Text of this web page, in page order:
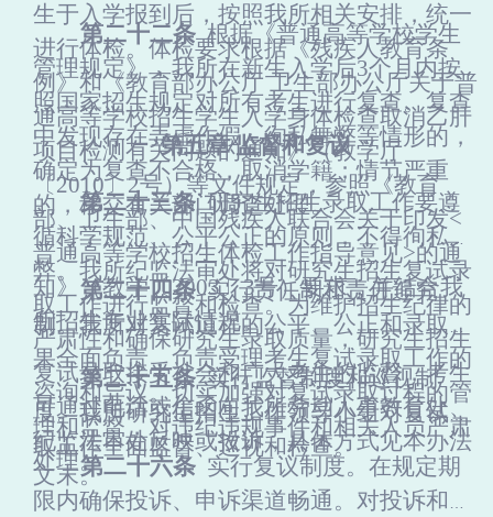
生于入学报到后，按照我所相关安排，统一
进行体检。体检要求根据《残疾人教育条
例》和《教育部办公厅 卫生部办公厅关于普
通高等学校招生学生入学身体检查取消乙肝
项目检测有关问题的通知》（教学厅
〔2010〕2号）等文件规定，参照《教育
部、卫生部、中国残疾人联合会关于印发<
普通高等学校招生体检工作指导意见>的通
知》（教学〔2003〕3号）要求，并结合我
所招生专业实际情况。
第二十二条 根据《普通高等学校学生
管理规定》，我所在新生入学后3个月内按
照国家招生规定对所有考生进行复查。复查
中发现存在弄虚作假、徇私舞弊等情形的，
确定为复查不合格，取消学籍；情节严重
的，移交有关部门调查处理。
第五章 监督和复议
第二十三条 研究生招生录取工作要遵
循科学规范、公平公正的原则，不得徇私舞
弊。我所纪监法审处将对研究生招生复试录
取工作进行监督和检查。为维护招生纪律的
严肃性和确保研究生录取质量，研究生招生
复试录取接受社会和广大考生的监督，考生
可通过电话或信函向我所劳动人事教育处、
纪监法审处反映或投诉，具体方式见本办法
文末。
第二十四条 实行责任制和责任追究
制。我所对复试过程的公平、公正和录取结
果全面负责，负责受理考生复试录取工作的
咨询和异议。切实加强对复试录取过程的管
理和监督，对违纪违规事件和相关人员严肃
处理。
第二十五条 实行监督制度和巡视制
度。我所研究生招生工作领导小组对复试录
取工作全面监督、巡视和检查。
第二十六条 实行复议制度。在规定期
限内确保投诉、申诉渠道畅通。对投诉和申